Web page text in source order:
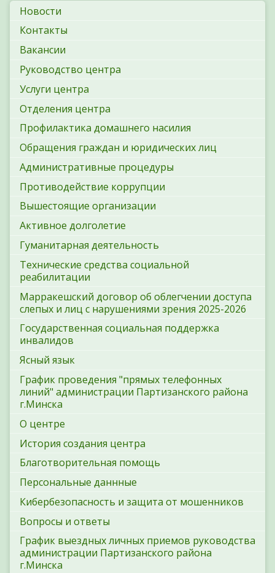
Новости
Контакты
Вакансии
Руководство центра
Услуги центра
Отделения центра
Профилактика домашнего насилия
Обращения граждан и юридических лиц
Административные процедуры
Противодействие коррупции
Вышестоящие организации
Активное долголетие
Гуманитарная деятельность
Технические средства социальной
реабилитации
Марракешский договор об облегчении доступа
слепых и лиц с нарушениями зрения 2025-2026
Государственная социальная поддержка
инвалидов
Ясный язык
График проведения "прямых телефонных
линий" администрации Партизанского района
г.Минска
О центре
История создания центра
Благотворительная помощь
Персональные даннные
Кибербезопасность и защита от мошенников
Вопросы и ответы
График выездных личных приемов руководства
администрации Партизанского района
г.Минска